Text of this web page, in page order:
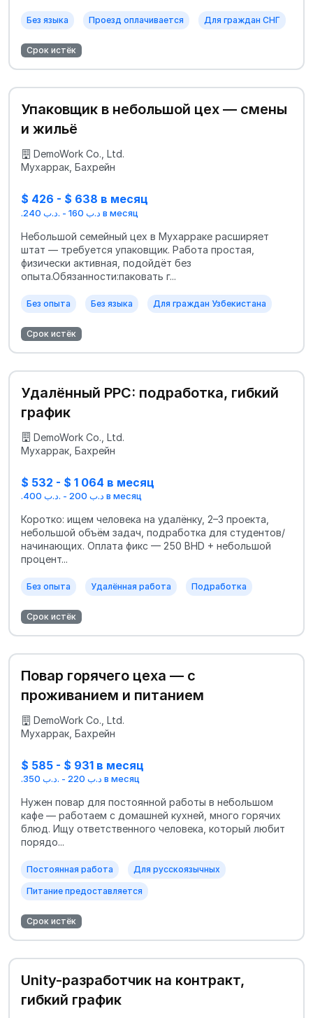
Без языка Проезд оплачивается Для граждан СНГ
Срок истёк
Упаковщик в небольшой цех — смены
и жильё
DemoWork Co., Ltd.
Мухаррак, Бахрейн
$ 426 - $ 638 в месяц
.د.ب 160 - .د.ب 240 в месяц
Небольшой семейный цех в Мухарраке расширяет
штат — требуется упаковщик. Работа простая,
физически активная, подойдёт без
опыта.Обязанности:паковать г...
Без опыта Без языка Для граждан Узбекистана
Срок истёк
Удалённый PPC: подработка, гибкий
график
DemoWork Co., Ltd.
Мухаррак, Бахрейн
$ 532 - $ 1 064 в месяц
.د.ب 200 - .د.ب 400 в месяц
Коротко: ищем человека на удалёнку, 2–3 проекта,
небольшой объём задач, подработка для студентов/
начинающих. Оплата фикс — 250 BHD + небольшой
процент...
Без опыта Удалённая работа Подработка
Срок истёк
Повар горячего цеха — с
проживанием и питанием
DemoWork Co., Ltd.
Мухаррак, Бахрейн
$ 585 - $ 931 в месяц
.د.ب 220 - .د.ب 350 в месяц
Нужен повар для постоянной работы в небольшом
кафе — работаем с домашней кухней, много горячих
блюд. Ищу ответственного человека, который любит
порядо...
Постоянная работа Для русскоязычных
Питание предоставляется
Срок истёк
Unity-разработчик на контракт,
гибкий график